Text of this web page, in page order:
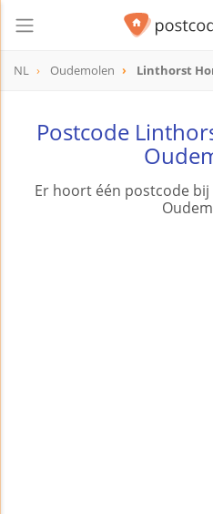
NL Oudemolen Linthorst
Postcode
Er hoort één postcode